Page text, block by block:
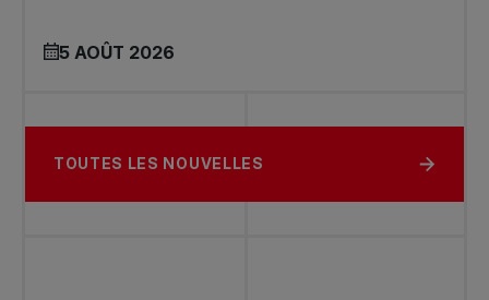
5 AOÛT 2026
TOUTES LES NOUVELLES